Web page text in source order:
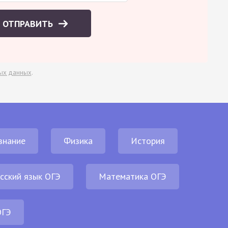
ОТПРАВИТЬ
данных.
Физика История
язык ОГЭ Математика ОГЭ